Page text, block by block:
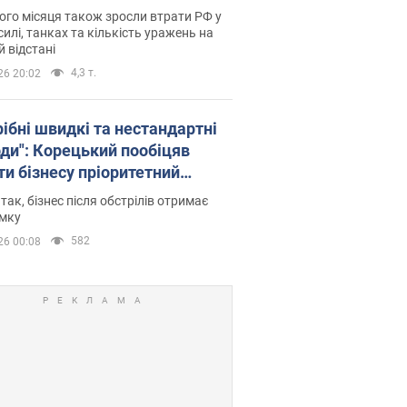
статистику
місяця також зросли втрати РФ у
танках та кількість уражень на
відстані
20:02 4,3 т.
швидкі та нестандартні
Корецький пообіцяв
бізнесу пріоритетний
до наявних складських
бізнес після обстрілів отримає
00:08 582